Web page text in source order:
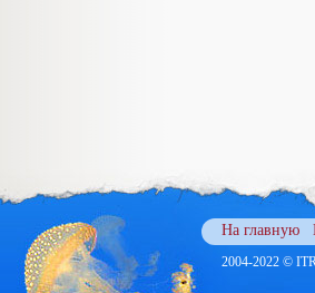
На главную
2004-2022 ©